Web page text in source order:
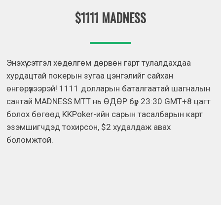
$1111 MADNESS
Энэхүү сэтгэл хөдөлгөм дөрвөн гарт тулалдахдаа
хурдацтай покерын зугаа цэнгэлийг сайхан
өнгөрүүлээрэй! 1111 долларын баталгаатай шагналын
сантай MADNESS MTT нь ӨДӨР бүр 23:30 GMT+8 цагт
болох бөгөөд KKPoker-ийн сарын тасалбарын карт
эзэмшигчдэд тохирсон, $2 худалдаж авах
боломжтой.